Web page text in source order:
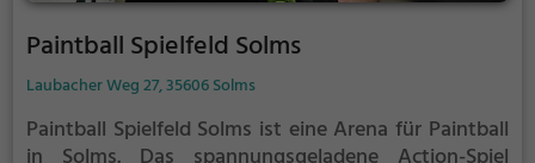
Paintball Spielfeld Solms
Laubacher Weg 27, 35606 Solms
Paintball Spielfeld Solms ist eine Arena für Paintball